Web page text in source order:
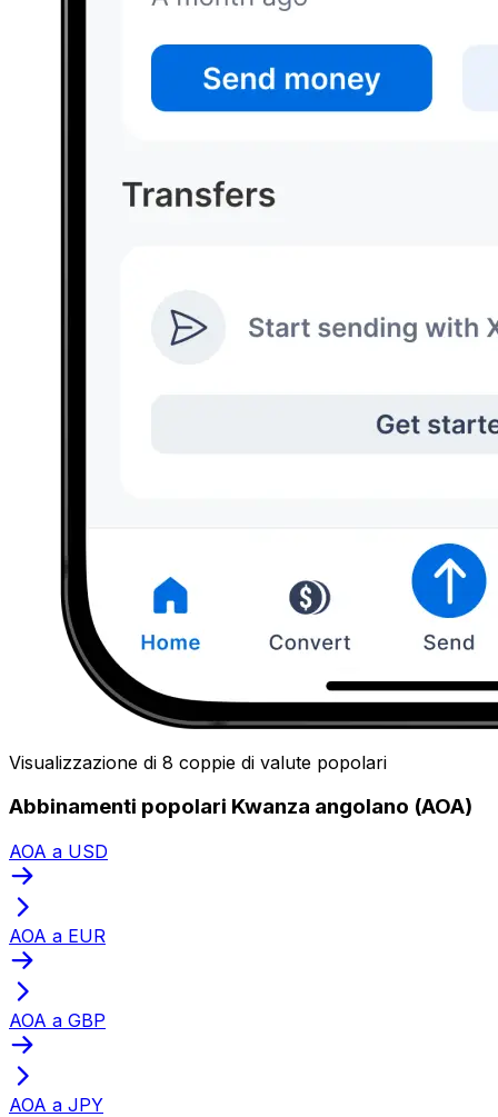
Visualizzazione di 8 coppie di valute popolari
Abbinamenti popolari Kwanza angolano (AOA)
AOA a USD
AOA a EUR
AOA a GBP
AOA a JPY